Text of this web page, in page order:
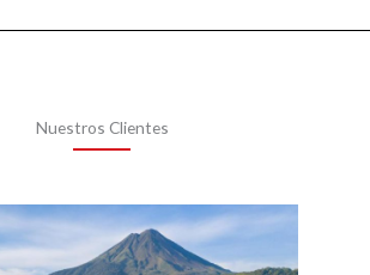
Nuestros Clientes